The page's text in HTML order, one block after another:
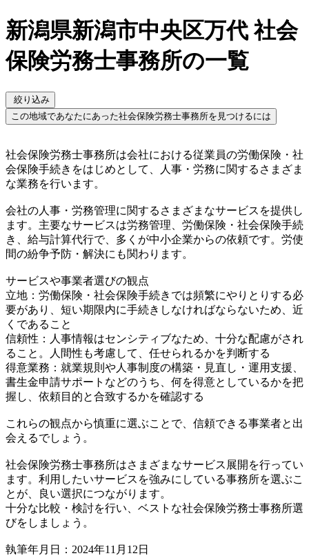
新潟県新潟市中央区万代 社会
保険労務士事務所の一覧
絞り込み
この地域であなたにあった社会保険労務士事務所を見つけるには
社会保険労務士事務所は会社における従業員の労働保険・社
会保険手続きをはじめとして、人事・労務に関するさまざま
な業務を行います。
会社の人事・労務管理に関するさまざまなサービスを提供し
ます。主要なサービスは労務管理、労働保険・社会保険手続
き、給与計算代行で、多くが中小企業からの依頼です。労使
間の紛争予防・解決にも関わります。
サービスや事業者選びの観点
立地：労働保険・社会保険手続きでは頻繁にやりとりする必
要があり、短い期限内に手続きしなければならないため、近
くであること
信頼性：人事情報はセンシティブなため、十分な配慮がされ
ること。人間性も考慮して、任せられるかを判断する
得意業務：就業規則や人事制度の構築・見直し・運用支援、
書生金申請サポートなどのうち、何を得意としているかを把
握し、依頼目的と合致するかを確認する
これらの観点から慎重に選ぶことで、信頼できる事業者と出
会えるでしょう。
社会保険労務士事務所はさまざまなサービス展開を行ってい
ます。利用したいサービスを強みにしている事務所を選ぶこ
とが、良い選択につながります。
十分な比較・検討を行い、ベストな社会保険労務士事務所選
びをしましょう。
執筆年月日：2024年11月12日